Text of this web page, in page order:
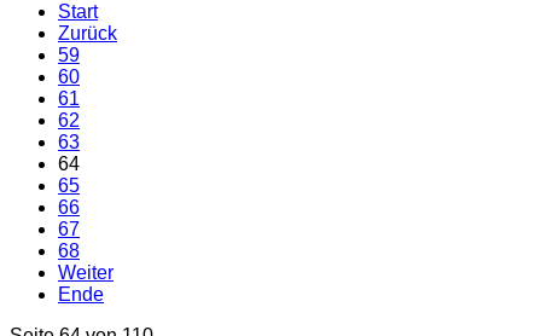
Start
Zurück
59
60
61
62
63
64
65
66
67
68
Weiter
Ende